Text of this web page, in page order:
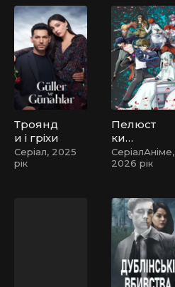
Троянд
и і гріхи
Серіал, 2025
рік
Пелюст
ки
реінка
рнації
СеріалАніме,
2026 рік